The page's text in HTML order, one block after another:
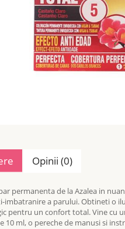
Opinii (0)
permanenta de la Azalea in
imbatranire a parului. Obtineti o
pentru un confort total. Vine cu
10 ml, o pereche de manusi si